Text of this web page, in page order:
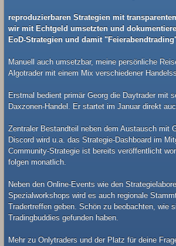
reproduzierbaren Strategien mit
wir mit Echtgeld umsetzten und
EoD-Strategien und damit
Manuell auch umsetzbar, meine persönliche
Algotrader mit einem Mix verschiedener
Erstmal bedient primär Georg die Daytrader mit
Daxzonen-Handel. Er startet im Januar direkt
Zentraler Bestandteil neben dem Austausch mit
Discord wird u.a. das Strategie-Dashboard im
Community-Strategie ist bereits veröffentlicht
folgen monatlich.
Neben den Online-Events wie den
Spezialworkshops wird es auch regionale
Tradertreffen geben. Schön zu beobachten, wie
Tradingbuddies gefunden haben.
Mehr zu Onlytraders und der Platz für deine